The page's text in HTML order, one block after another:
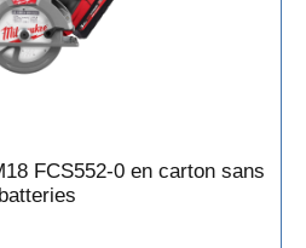
FCS552-0 en carton sans
batteries